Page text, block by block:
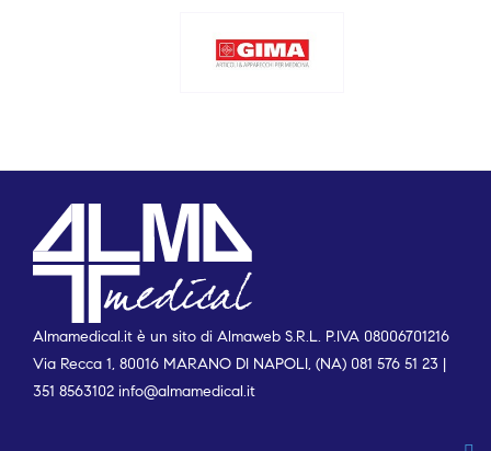
Almamedical.it è un sito di Almaweb S.R.L. P.IVA 08006701216
Via Recca 1, 80016 MARANO DI NAPOLI, (NA) 081 576 51 23 |
351 8563102 info@almamedical.it